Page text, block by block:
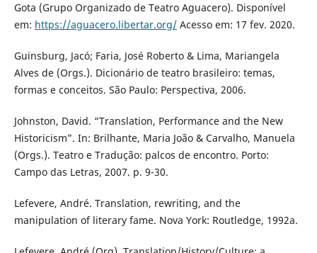
Gota (Grupo Organizado de Teatro Aguacero). Disponível
em: https://aguacero.libertar.org/Acesso em: 17 fev. 2020.
Guinsburg, Jacó; Faria, José Roberto & Lima, Mariangela
Alves de (Orgs.). Dicionário de teatro brasileiro: temas,
formas e conceitos. São Paulo: Perspectiva, 2006.
Johnston, David. “Translation, Performance and the New
Historicism”. In: Brilhante, Maria João & Carvalho, Manuela
(Orgs.). Teatro e Tradução: palcos de encontro. Porto:
Campo das Letras, 2007. p. 9-30.
Lefevere, André. Translation, rewriting, and the
manipulation of literary fame. Nova York: Routledge, 1992a.